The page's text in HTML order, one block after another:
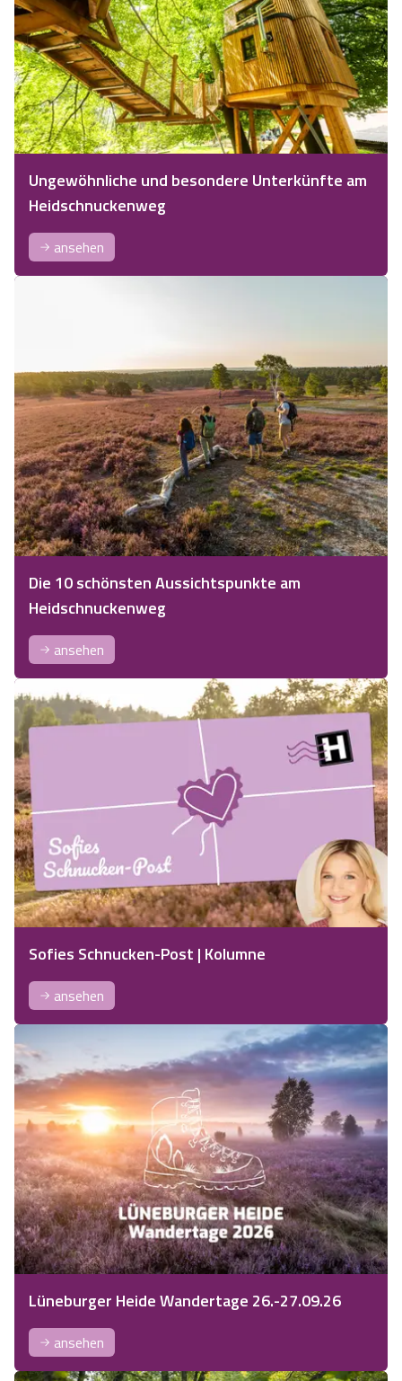
Ungewöhnliche und besondere Unterkünfte am
Heidschnuckenweg
ansehen
Die 10 schönsten Aussichtspunkte am
Heidschnuckenweg
ansehen
Sofies Schnucken-Post | Kolumne
ansehen
Lüneburger Heide Wandertage 26.-27.09.26
ansehen